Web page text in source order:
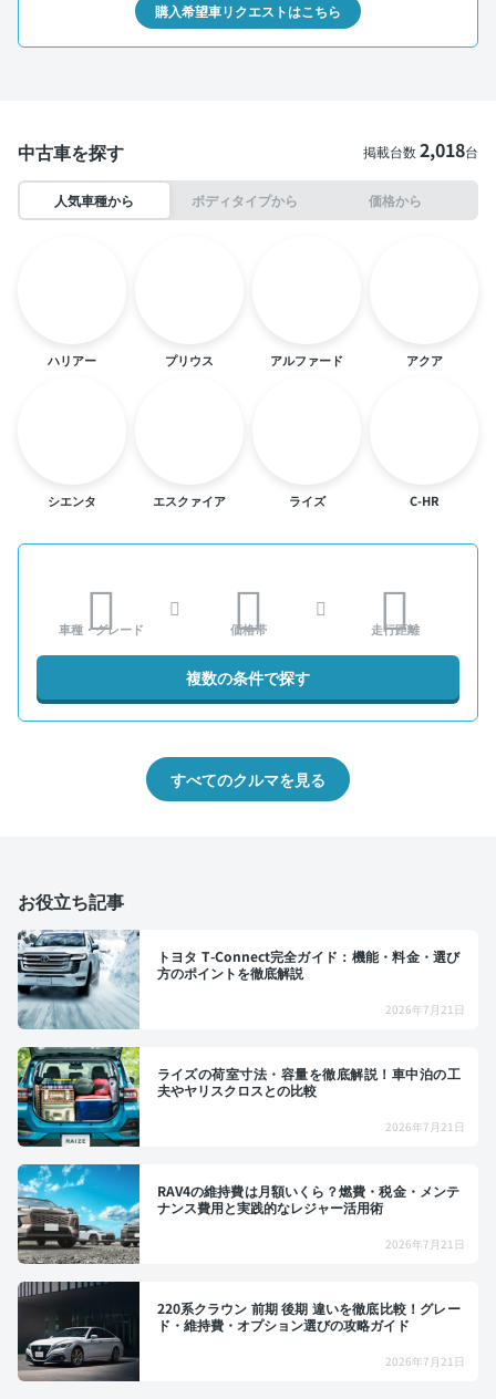
購入希望車リクエストはこちら
中古車を探す 掲載台数2,018台
人気車種から ボディタイプから 価格から
ハリアー プリウス アルファード アクア
シエンタ エスクァイア ライズ C-HR
車種・グレード 価格帯 走行距離
複数の条件で探す
すべてのクルマを見る
お役立ち記事
トヨタ T-Connect完全ガイド：機能・料金・選び
方のポイントを徹底解説
2026年7月21日
ライズの荷室寸法・容量を徹底解説！車中泊の工
夫やヤリスクロスとの比較
2026年7月21日
RAV4の維持費は月額いくら？燃費・税金・メンテ
ナンス費用と実践的なレジャー活用術
2026年7月21日
220系クラウン 前期 後期 違いを徹底比較！グレー
ド・維持費・オプション選びの攻略ガイド
2026年7月21日